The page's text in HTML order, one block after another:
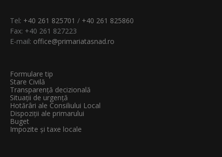
Tel: +40 261 825701 / +40 261 825860
Fax: +40 261 827223
E-mail: office@primariatasnad.ro
Formulare tip
Stare Civilă
Transparenţă decizională
Situații de urgență
Hotărâri ale Consiliului Local
Dispoziții ale primarului
Buget
Impozite și taxe locale